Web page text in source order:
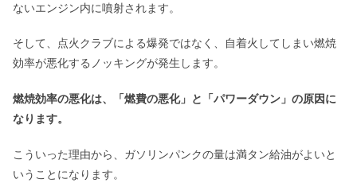
ないエンジン内に噴射されます。
そして、点火クラブによる爆発ではなく、自着火してしまい燃焼
効率が悪化するノッキングが発生します。
燃焼効率の悪化は、「燃費の悪化」と「パワーダウン」の原因に
なります。
こういった理由から、ガソリンパンクの量は満タン給油がよいと
いうことになります。